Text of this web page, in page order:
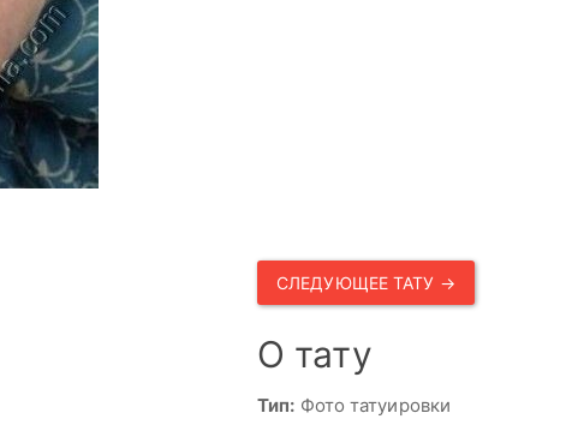
СЛЕДУЮЩЕЕ ТАТУ →
О тату
Тип: Фото татуировки